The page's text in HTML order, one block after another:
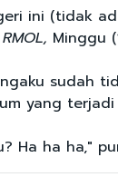
ini (tidak
Minggu
sudah
yang
Ha ha ha,"